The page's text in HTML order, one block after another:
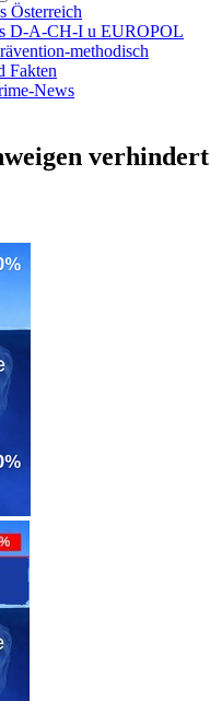
Österreich
D-A-CH-I u EUROPOL
methodisch
Fakten
News
verhindert